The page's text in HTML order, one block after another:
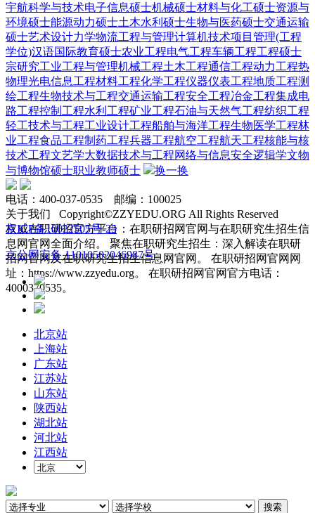
宇航科学与技术电子信息硕士机械硕士材料与化工硕士资源与
环境硕士能源动力硕士土木水利硕士生物与医药硕士交通运输
硕士艺术设计力学物流工程与管理计算机技术项目管理(工程
学位)汉语国际教育硕士农业工程电气工程车辆工程工程硕士
宗研究工业工程与管理机械工程土木工程通信工程动力工程热
物理光电信息工程材料工程化学工程仪器仪表工程地质工程测
绘工程生物技术与工程交通运输工程安全工程冶金工程集成电
路工程控制工程水利工程矿业工程石油与天然气工程纺织工程
轻工技术与工程工业设计工程船舶与海洋工程生物医学工程林
业工程食品工程制药工程兵器工程航空工程航天工程核能与核
技术工程文艺学大数据技术与工程网络与信息安全逻辑学文物
与博物馆硕士职业教师硕士 换一换
电话：400-037-0535 邮编：100025
关于我们 Copyright©ZZYEDU.ORG All Rights Reserved
权威在职研招官方平台：在职研招网官网与在职研究生招生信
息网官网全面介绍。 聚焦在职研究生招生：深入解读在职研
招网官网及在职研究生招生信息网官网。 在职研招网官网网
址：https://www.zzyedu.org。 在职研招网官网官方电话：
4000370535。
京ICP备10022505号-25
京公网安备 11010502046987号
北京站
上海站
广东站
江苏站
山东站
陕西站
湖北站
河北站
江西站